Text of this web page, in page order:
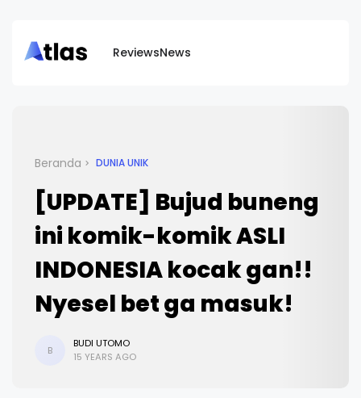
ReviewsNews
Beranda DUNIA UNIK
[UPDATE] Bujud buneng
ini komik-komik ASLI
INDONESIA kocak gan!!
Nyesel bet ga masuk!
B
BUDI UTOMO
15 YEARS AGO